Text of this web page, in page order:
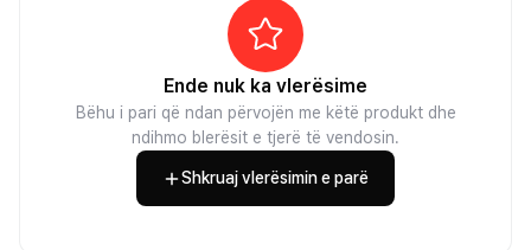
Ende nuk ka vlerësime
Bëhu i pari që ndan përvojën me këtë produkt dhe
ndihmo blerësit e tjerë të vendosin.
Shkruaj vlerësimin e parë